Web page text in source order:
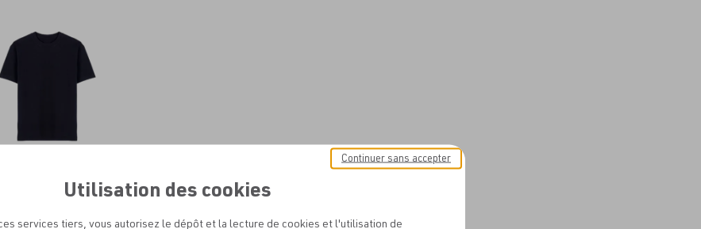
À PARTIR DE 12.48€
Utilisation des cookies
services tiers, vous autorisez le dépôt et la lecture de cookies et l'utilisation de
Continuer sans accepter